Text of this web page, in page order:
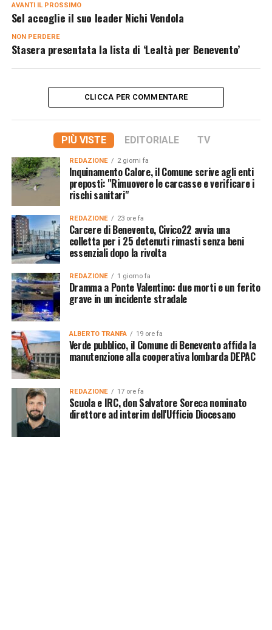
AVANTI IL ​​PROSSIMO
Sel accoglie il suo leader Nichi Vendola
NON PERDERE
Stasera presentata la lista di ‘Lealtà per Benevento’
CLICCA PER COMMENTARE
PIÙ VISTE EDITORIALE TV
REDAZIONE 2 giorni fa
Inquinamento Calore, il Comune scrive agli enti
preposti: "Rimuovere le carcasse e verificare i
rischi sanitari"
REDAZIONE 23 ore fa
Carcere di Benevento, Civico22 avvia una
colletta per i 25 detenuti rimasti senza beni
essenziali dopo la rivolta
REDAZIONE 1 giorno fa
Dramma a Ponte Valentino: due morti e un ferito
grave in un incidente stradale
ALBERTO TRANFA 19 ore fa
Verde pubblico, il Comune di Benevento affida la
manutenzione alla cooperativa lombarda DEPAC
REDAZIONE 17 ore fa
Scuola e IRC, don Salvatore Soreca nominato
direttore ad interim dell'Ufficio Diocesano